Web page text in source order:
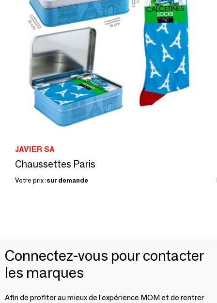
JAVIER SA
Chaussettes Paris
Votre prix :sur demande
Connectez-vous pour contacter
les marques
Afin de profiter au mieux de l'expérience MOM et de rentrer